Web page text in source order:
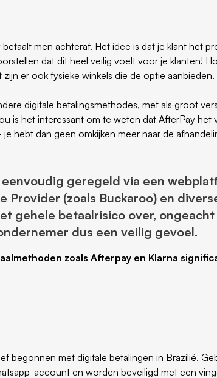
men achteraf. Het idee is dat je klant het
dat dit heel veilig voelt voor je klanten!
er ook fysieke winkels die de optie aanbieden.
digitale betalingsmethodes, met als groot
is het interessant om te weten dat AfterPay het
hebt dan geen omkijken meer naar de
geregeld via een
Provider (zoals Buckaroo) en
gehele betaalrisico over,
dus een veilig gevoel.
zoals Afterpay en Klarna
begonnen met digitale betalingen in Brazilië.
account en worden beveiligd met een